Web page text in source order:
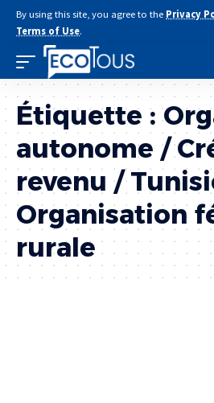
By using this site, you agree to the Privacy
Terms of Use.
Étiquette :
autonome /
revenu /
Organisation
rurale